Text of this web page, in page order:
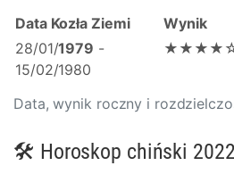
Data, wynik roczny i
Data Kozła Ziemi Wynik
28/01/1979 -
15/02/1980
🛠 Horoskop chiński